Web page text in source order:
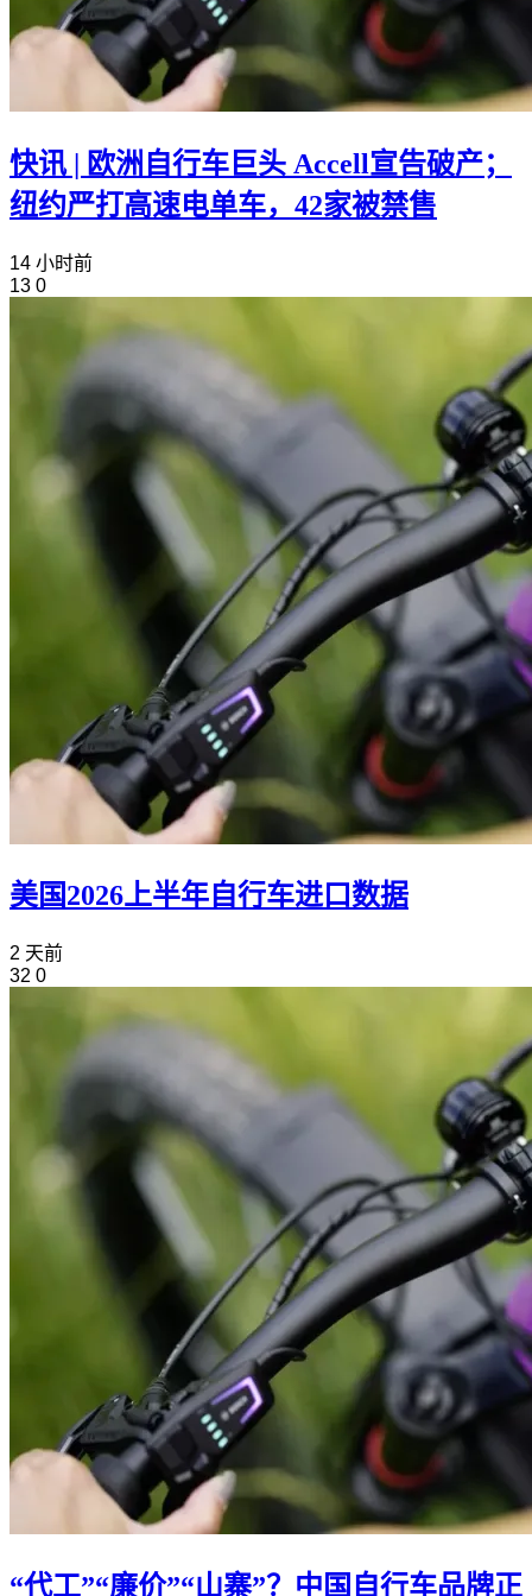
快讯 | 欧洲自行车巨头 Accell宣告破产；
纽约严打高速电单车，42家被禁售
14 小时前
13 0
美国2026上半年自行车进口数据
2 天前
32 0
“代工”“廉价”“山寨”？中国自行车品牌正